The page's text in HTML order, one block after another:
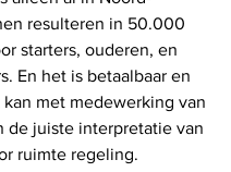
resulteren in 50.000
starters, ouderen, en
En het is betaalbaar en
met medewerking van
de juiste interpretatie van
ruimte regeling.